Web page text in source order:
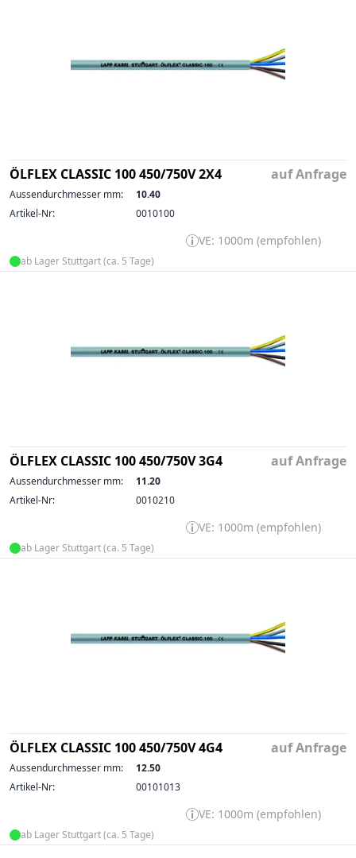
ÖLFLEX CLASSIC 100 450/750V 2X4 auf Anfrage
Aussendurchmesser mm:
10.40
Artikel-Nr:
0010100
VE: 1000m (empfohlen)
ab Lager Stuttgart (ca. 5 Tage)
ÖLFLEX CLASSIC 100 450/750V 3G4 auf Anfrage
Aussendurchmesser mm:
11.20
Artikel-Nr:
0010210
VE: 1000m (empfohlen)
ab Lager Stuttgart (ca. 5 Tage)
ÖLFLEX CLASSIC 100 450/750V 4G4 auf Anfrage
Aussendurchmesser mm:
12.50
Artikel-Nr:
00101013
VE: 1000m (empfohlen)
ab Lager Stuttgart (ca. 5 Tage)